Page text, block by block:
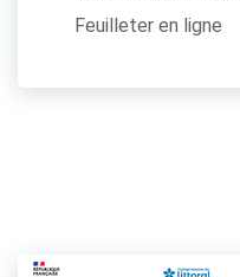
Feuilleter en ligne